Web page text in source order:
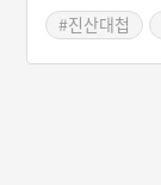
#진산대첩